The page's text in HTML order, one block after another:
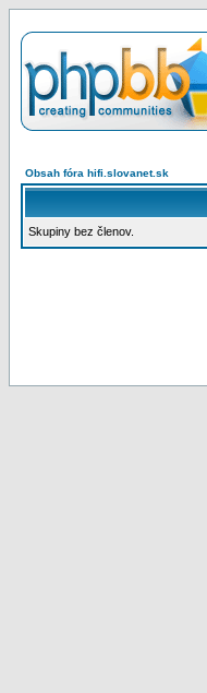
Obsah fóra hifi.slovanet.sk
Skupiny bez členov.